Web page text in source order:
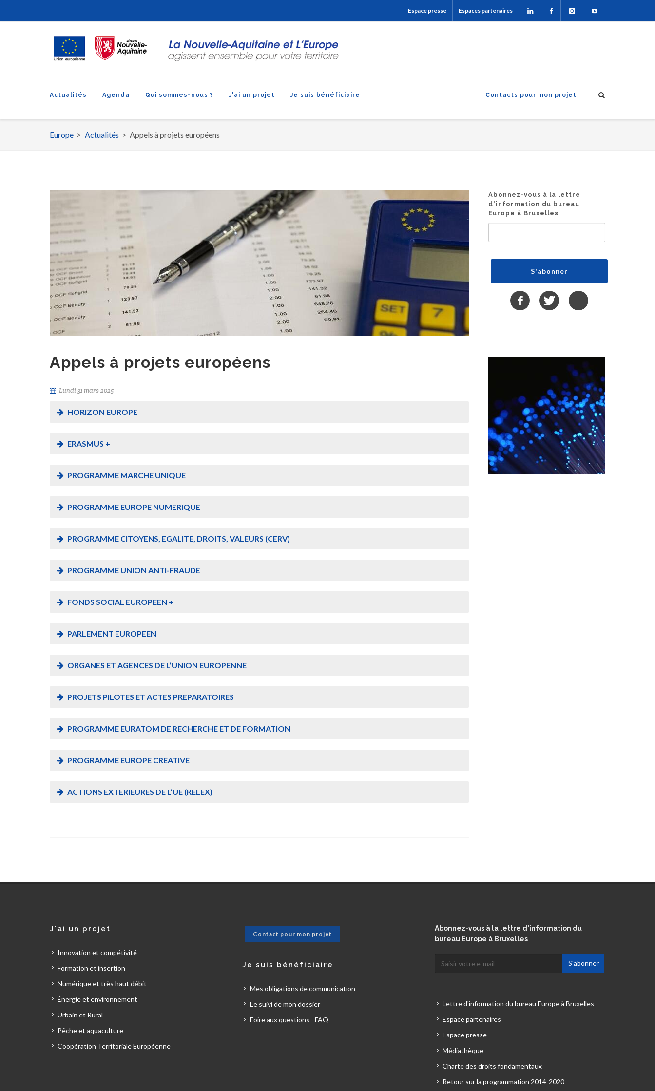
Espace presse Espaces partenaires
Actualités Agenda Qui sommes-nous ? J'ai un projet Je suis bénéficiaire Contacts pour mon projet
Fil
Europe Actualités Appels à projets européens
Appels à projets européens
Lundi 31 mars 2025
HORIZON EUROPE
ERASMUS +
PROGRAMME MARCHE UNIQUE
PROGRAMME EUROPE NUMERIQUE
PROGRAMME CITOYENS, EGALITE, DROITS, VALEURS (CERV)
PROGRAMME UNION ANTI-FRAUDE
FONDS SOCIAL EUROPEEN +
PARLEMENT EUROPEEN
ORGANES ET AGENCES DE L’UNION EUROPENNE
PROJETS PILOTES ET ACTES PREPARATOIRES
PROGRAMME EURATOM DE RECHERCHE ET DE FORMATION
PROGRAMME EUROPE CREATIVE
ACTIONS EXTERIEURES DE L’UE (RELEX)
Abonnez-vous à la lettre
d'information du bureau
Europe à Bruxelles
J'ai un projet
Innovation et compétivité
Formation et insertion
Numérique et très haut débit
Énergie et environnement
Urbain et Rural
Pêche et aquaculture
Coopération Territoriale Européenne
Contact pour mon projet
Je suis bénéficiaire
Mes obligations de communication
Le suivi de mon dossier
Foire aux questions - FAQ
Abonnez-vous à la lettre d'information du
bureau Europe à Bruxelles
Lettre d'information du bureau Europe à Bruxelles
Espace partenaires
Espace presse
Médiathèque
Charte des droits fondamentaux
Retour sur la programmation 2014-2020